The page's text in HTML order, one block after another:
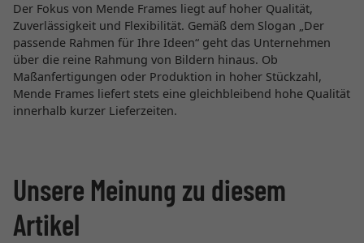
Der Fokus von Mende Frames liegt auf hoher Qualität,
Zuverlässigkeit und Flexibilität. Gemäß dem Slogan „Der
passende Rahmen für Ihre Ideen“ geht das Unternehmen
über die reine Rahmung von Bildern hinaus. Ob
Maßanfertigungen oder Produktion in hoher Stückzahl,
Mende Frames liefert stets eine gleichbleibend hohe Qualität
innerhalb kurzer Lieferzeiten.
Unsere Meinung zu diesem
Artikel